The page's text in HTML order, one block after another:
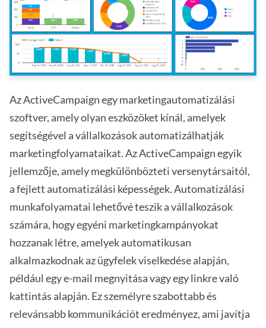
Az ActiveCampaign egy marketingautomatizálási
szoftver, amely olyan eszközöket kínál, amelyek
segítségével a vállalkozások automatizálhatják
marketingfolyamataikat. Az ActiveCampaign egyik
jellemzője, amely megkülönbözteti versenytársaitól,
a fejlett automatizálási képességek. Automatizálási
munkafolyamatai lehetővé teszik a vállalkozások
számára, hogy egyéni marketingkampányokat
hozzanak létre, amelyek automatikusan
alkalmazkodnak az ügyfelek viselkedése alapján,
például egy e-mail megnyitása vagy egy linkre való
kattintás alapján. Ez személyre szabottabb és
relevánsabb kommunikációt eredményez, ami javítja